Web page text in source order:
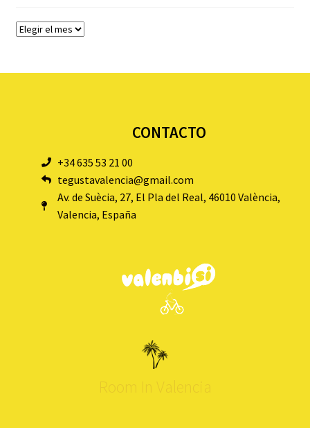
CONTACTO
+34 635 53 21 00
tegustavalencia@gmail.com
Av. de Suècia, 27, El Pla del Real, 46010 València,
Valencia, España
Room In Valencia